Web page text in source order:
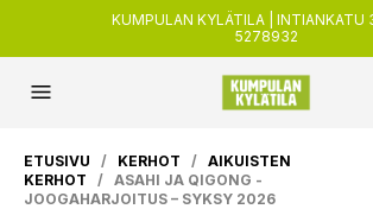
KUMPULAN KYLÄTILA | INTIANKATU
5278932
ETUSIVU / KERHOT / AIKUISTEN
KERHOT / ASAHI JA QIGONG -
JOOGAHARJOITUS – SYKSY 2026